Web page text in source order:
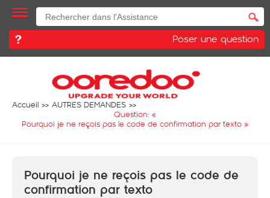
Poser une question
Accueil
AUTRES DEMANDES
Question: «
Pourquoi je ne reçois pas le code de confirmation par texto »
Pourquoi je ne reçois pas le code de
confirmation par texto